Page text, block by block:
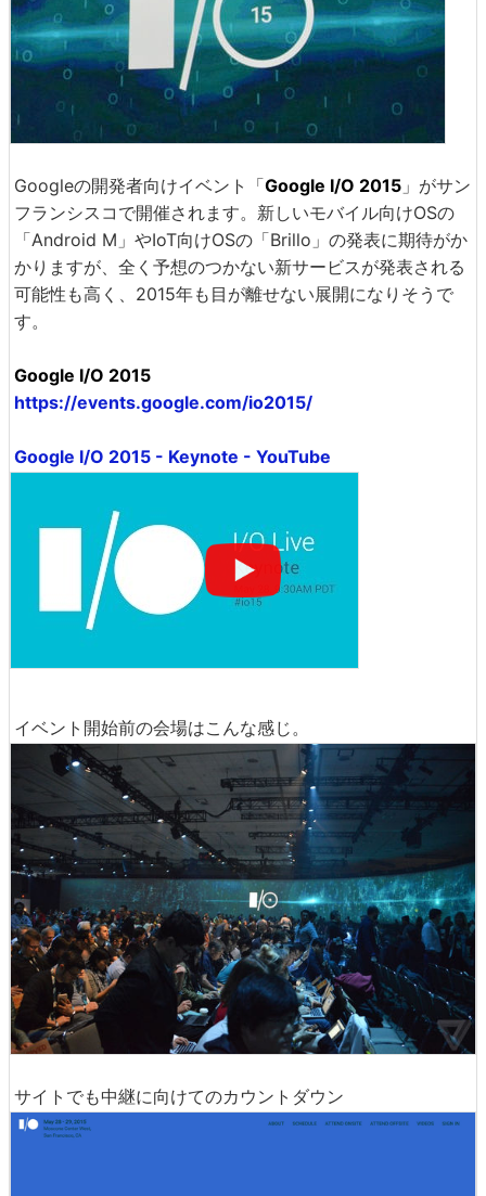
Googleの開発者向けイベント「Google I/O 2015 」がサン
フランシスコで開催されます。新しいモバイル向けOSの
「Android M」やIoT向けOSの「Brillo」の発表に期待がか
かりますが、全く予想のつかない新サービスが発表される
可能性も高く、2015年も目が離せない展開になりそうで
す。
Google I/O 2015
https://events.google.com/io2015/
Google I/O 2015 - Keynote - YouTube
イベント開始前の会場はこんな感じ。
サイトでも中継に向けてのカウントダウン